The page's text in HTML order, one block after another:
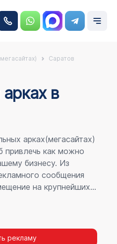
Саратов
в
арках(мегасайтах)
привлечь как можно
бизнесу. Из
сообщения
на крупнейших
в прямой
рекламу